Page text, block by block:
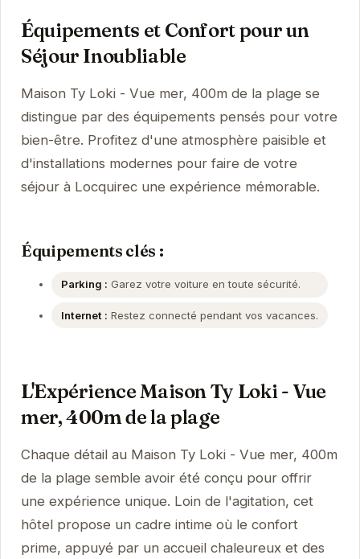
Équipements et Confort pour un
Séjour Inoubliable
Maison Ty Loki - Vue mer, 400m de la plage se
distingue par des équipements pensés pour votre
bien-être. Profitez d'une atmosphère paisible et
d'installations modernes pour faire de votre
séjour à Locquirec une expérience mémorable.
Équipements clés :
Parking : Garez votre voiture en toute sécurité.
Internet : Restez connecté pendant vos vacances.
L'Expérience Maison Ty Loki - Vue
mer, 400m de la plage
Chaque détail au Maison Ty Loki - Vue mer, 400m
de la plage semble avoir été conçu pour offrir
une expérience unique. Loin de l'agitation, cet
hôtel propose un cadre intime où le confort
prime, appuyé par un accueil chaleureux et des